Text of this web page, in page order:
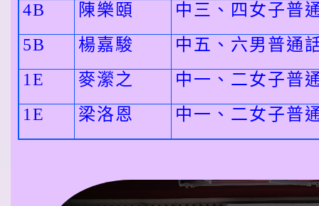
4B
陳樂頤
中三、四女子普
5B
楊嘉駿
中五、六男普通
1E
麥瀠之
中一、二女子普
1E
梁洛恩 中一、二女子普